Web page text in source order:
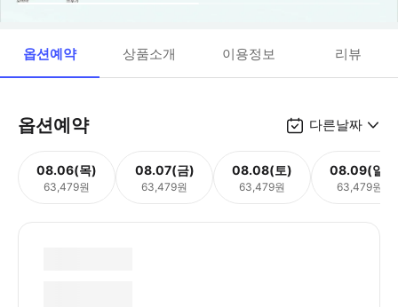
옵션예약 상품소개 이용정보 리뷰
옵션예약 다른날짜
08.06(목)
63,479원
08.07(금)
63,479원
08.08(토)
63,479원
08.09(일)
63,479원